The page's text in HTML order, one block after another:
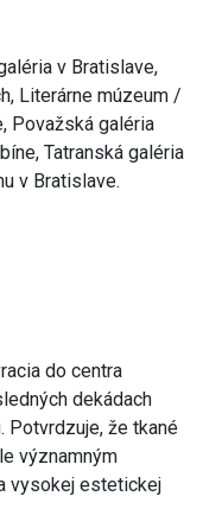
v Bratislave,
Literárne múzeum /
Považská galéria
Tatranská galéria
v Bratislave.
do centra
dekádach
Potvrdzuje, že tkané
významným
vysokej estetickej